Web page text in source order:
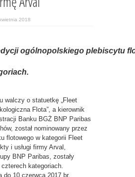
2018
ogólnopolskiego plebiscytu
walczy o statuetkę „Fleet
Flota”, a kierownik
Banku BGŻ BNP Paribas
został nominowany przez
flotowego w kategorii Fleet
i usługi firmy Arval,
BNP Paribas, zostały
czterech kategoriach.
do 10 czerwca 2017 br.